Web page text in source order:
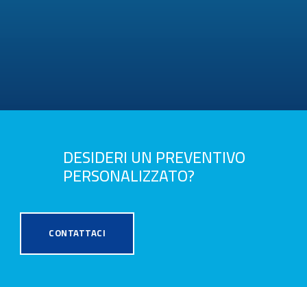
DESIDERI UN PREVENTIVO
PERSONALIZZATO?
CONTATTACI